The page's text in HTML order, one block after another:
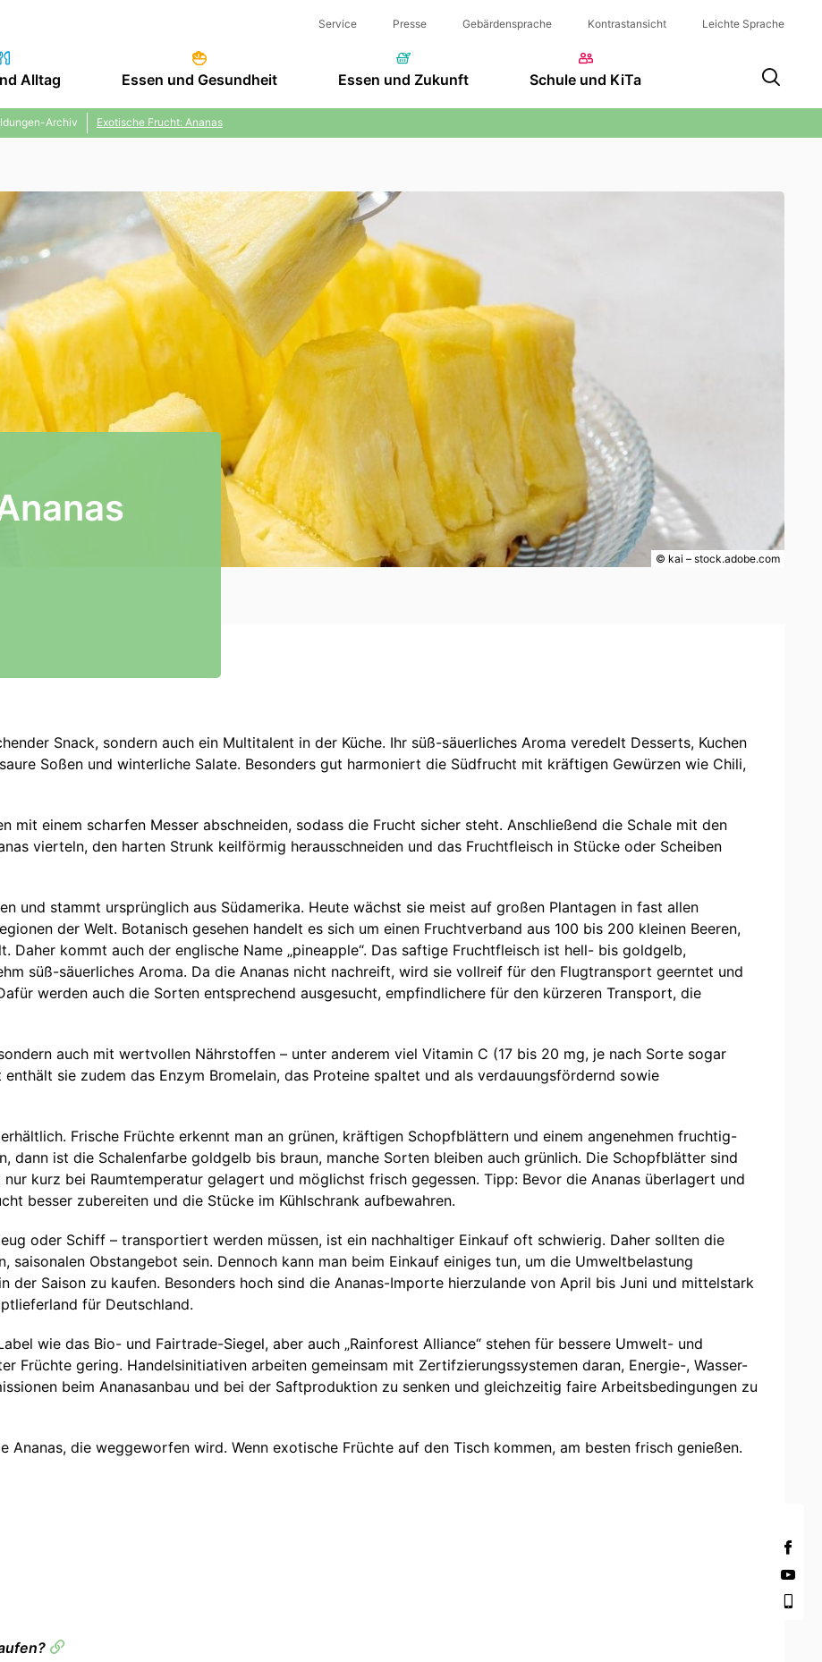
Service Presse Gebärdensprache Kontrastansicht Leichte Sprache
Alltag Essen und Gesundheit Essen und Zukunft Schule und KiTa
Archiv Exotische Frucht: Ananas
© kai – stock.adobe.com
Snack, sondern auch ein Multitalent in der Küche. Ihr süß-säuerliches Aroma veredelt Desserts, Kuchen
Soßen und winterliche Salate. Besonders gut harmoniert die Südfrucht mit kräftigen Gewürzen wie Chili,
mit einem scharfen Messer abschneiden, sodass die Frucht sicher steht. Anschließend die Schale mit den
vierteln, den harten Strunk keilförmig herausschneiden und das Fruchtfleisch in Stücke oder Scheiben
und stammt ursprünglich aus Südamerika. Heute wächst sie meist auf großen Plantagen in fast allen
der Welt. Botanisch gesehen handelt es sich um einen Fruchtverband aus 100 bis 200 kleinen Beeren,
Daher kommt auch der englische Name „pineapple“. Das saftige Fruchtfleisch ist hell- bis goldgelb,
süß-säuerliches Aroma. Da die Ananas nicht nachreift, wird sie vollreif für den Flugtransport geerntet und
werden auch die Sorten entsprechend ausgesucht, empfindlichere für den kürzeren Transport, die
auch mit wertvollen Nährstoffen – unter anderem viel Vitamin C (17 bis 20 mg, je nach Sorte sogar
sie zudem das Enzym Bromelain, das Proteine spaltet und als verdauungsfördernd sowie
Frische Früchte erkennt man an grünen, kräftigen Schopfblättern und einem angenehmen fruchtig-
dann ist die Schalenfarbe goldgelb bis braun, manche Sorten bleiben auch grünlich. Die Schopfblätter sind
kurz bei Raumtemperatur gelagert und möglichst frisch gegessen. Tipp: Bevor die Ananas überlagert und
besser zubereiten und die Stücke im Kühlschrank aufbewahren.
oder Schiff – transportiert werden müssen, ist ein nachhaltiger Einkauf oft schwierig. Daher sollten die
saisonalen Obstangebot sein. Dennoch kann man beim Einkauf einiges tun, um die Umweltbelastung
der Saison zu kaufen. Besonders hoch sind die Ananas-Importe hierzulande von April bis Juni und mittelstark
für Deutschland.
wie das Bio- und Fairtrade-Siegel, aber auch „Rainforest Alliance“ stehen für bessere Umwelt- und
Früchte gering. Handelsinitiativen arbeiten gemeinsam mit Zertifzierungssystemen daran, Energie-, Wasser-
beim Ananasanbau und bei der Saftproduktion zu senken und gleichzeitig faire Arbeitsbedingungen zu
Ananas, die weggeworfen wird. Wenn exotische Früchte auf den Tisch kommen, am besten frisch genießen.